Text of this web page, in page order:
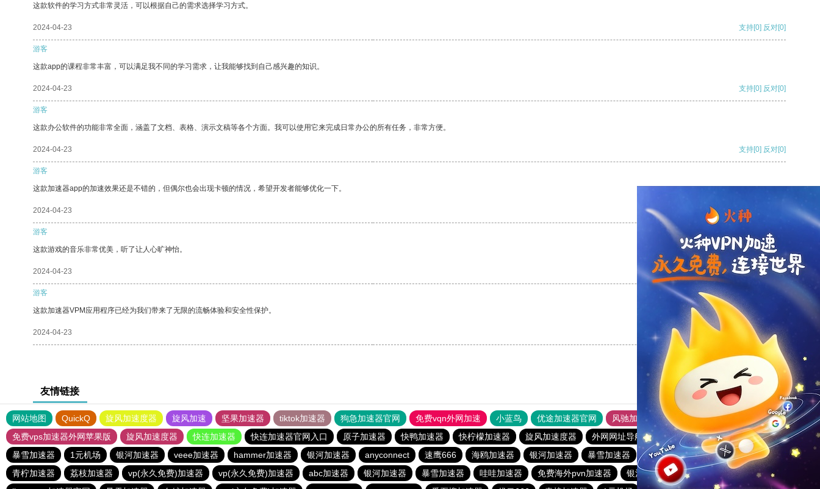
这款软件的学习方式非常灵活，可以根据自己的需求选择学习方式。
2024-04-23 支持[0] 反对[0]
游客
这款app的课程非常丰富，可以满足我不同的学习需求，让我能够找到自己感兴趣的知识。
2024-04-23 支持[0] 反对[0]
游客
这款办公软件的功能非常全面，涵盖了文档、表格、演示文稿等各个方面。我可以使用它来完成日常办公的所有任务，非常方便。
2024-04-23 支持[0] 反对[0]
游客
这款加速器app的加速效果还是不错的，但偶尔也会出现卡顿的情况，希望开发者能够优化一下。
2024-04-23 支持
游客
这款游戏的音乐非常优美，听了让人心旷神怡。
2024-04-23 支持[0] 反对[0]
游客
这款加速器VPM应用程序已经为我们带来了无限的流畅体验和安全性保护。
2024-04-23 支持[0] 反对[0]
友情链接
网站地图 QuickQ 旋风加速度器 旋风加速 坚果加速器 tiktok加速器 狗急加速器官网 免费vqn外网加速 小蓝鸟 优途加速器官网 风驰加速器
旋风加速器
免费vps加速器外网苹果版
旋风加速度器 快连加速器 快连加速器官网入口 原子加速器 快鸭加速器 快柠檬加速器 旋风加速度器 外网网址导航 软件中心
海外梯子官网
暴雪加速器
1元机场 银河加速器 veee加速器 hammer加速器 银河加速器 anyconnect 速鹰666 海鸥加速器 银河加速器 暴雪加速器 银河加速器 蜜蜂加速器
原子加速器
青柠加速器
荔枝加速器 vp(永久免费)加速器 vp(永久免费)加速器 abc加速器 银河加速器 暴雪加速器 哇哇加速器 免费海外pvn加速器 银河加速器
银河加速器